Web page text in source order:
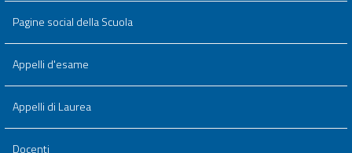
Pagine social della Scuola
Appelli d'esame
Appelli di Laurea
Docenti